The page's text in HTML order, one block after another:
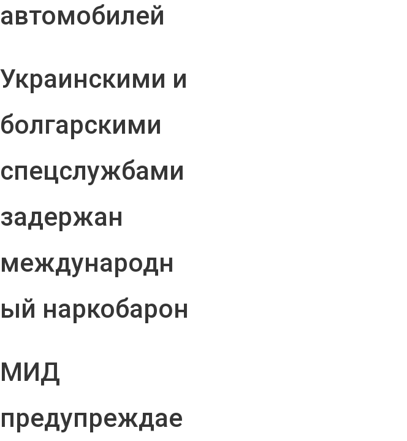
автомобилей
Украинскими и
болгарскими
спецслужбами
задержан
международн
ый наркобарон
МИД
предупреждае